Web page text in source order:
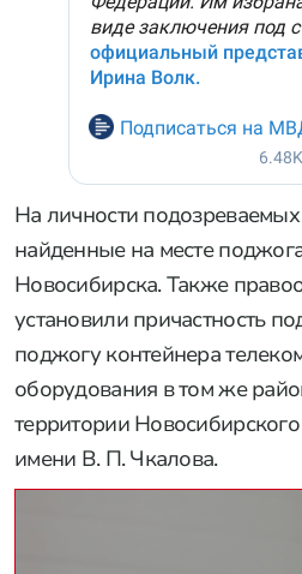
На личности
найденные на месте
Новосибирска. Также
установили причастность
поджогу контейнера
оборудования в том же
территории
имени В. П. Чкалова.